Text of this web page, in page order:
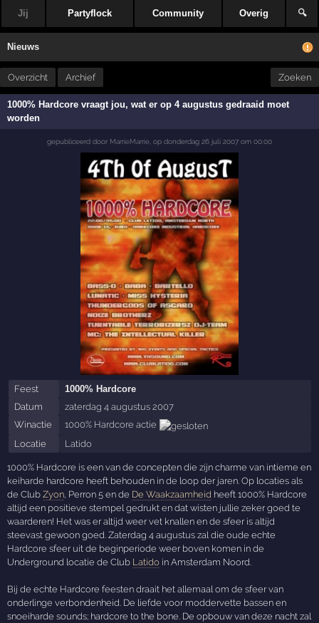
Jij Partyflock Community Overig 🔍
Nieuws
Overzicht Archief Zoeken
1000% Hardcore vraagt jou, wat er op 4 augustus gedraaid moet
worden
gepubliceerd door MarrieMarrie op donderdag 26 juli 2007 om 00:00
Feest
1000% Hardcore
Datum
zaterdag 4 augustus 2007
Winactie
1000% Hardcore actie
Locatie
Latido
1000% Hardcore is een van de concepten die zijn charme van intieme en
keiharde hardcore heeft behouden in de loop der jaren. Op locaties als
de ClubZyon, Perron 5 en de De Waakzaamheid heeft 1000% Hardcore
altijd een positieve stempel gedrukt en dat wisten jullie zeker goed te
waarderen! Het was er altijd weer vet knallen en de sfeer is altijd
steevast gewoon goed. Zaterdag 4 augustus zal die oude echte
Hardcore sfeer uit de beginperiode weer boven komen in de
Underground locatie de Club Latido in Amsterdam Noord.
Bij de echte Hardcore feesten draait het allemaal om de sfeer van
onderlinge verbondenheid. De liefde voor moddervette bassen en
snoeiharde sounds; hardcore to the bone. De opbouw van deze nacht zal